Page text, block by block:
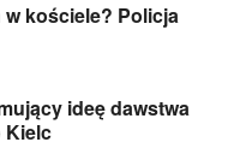
kościele? Policja
ideę dawstwa
Kielc